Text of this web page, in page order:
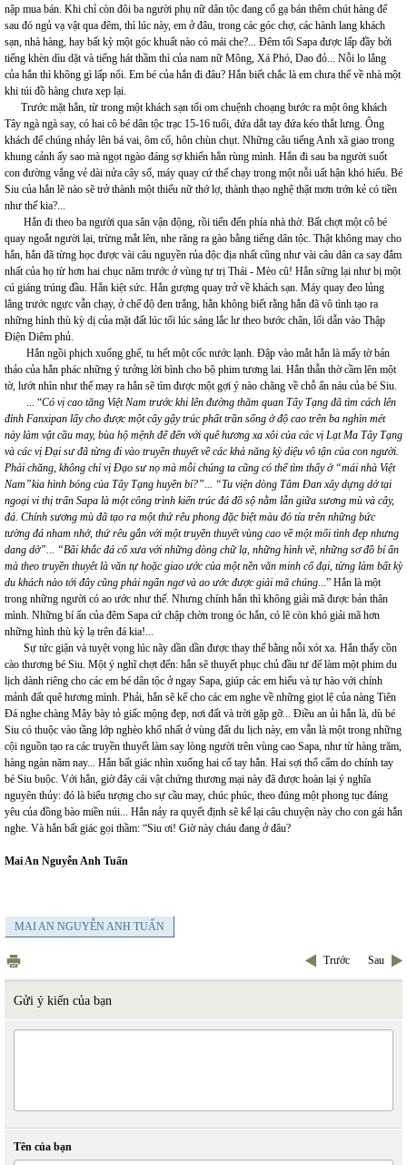
nập mua bán. Khi chỉ còn đôi ba người phụ nữ dân tộc đang cố gạ bán thêm chút hàng để
sau đó ngủ vạ vật qua đêm, thì lúc này, em ở đâu, trong các góc chợ, các hành lang khách
sạn, nhà hàng, hay bất kỳ một góc khuất nào có mái che?... Đêm tối Sapa được lấp đầy bởi
tiếng khèn dìu dặt và tiếng hát thầm thì của nam nữ Mông, Xá Phó, Dao đỏ... Nỗi lo lắng
của hắn thì không gì lấp nổi. Em bé của hắn đi đâu? Hắn biết chắc là em chưa thể về nhà một
khi túi đồ hàng chưa xẹp lại.
Trước mặt hắn, từ trong một khách sạn tối om chuệnh choạng bước ra một ông khách
Tây ngà ngà say, có hai cô bé dân tộc trạc 15-16 tuổi, đứa dắt tay đứa kéo thắt lưng. Ông
khách để chúng nhảy lên bá vai, ôm cổ, hôn chùn chụt. Những câu tiếng Anh xã giao trong
khung cảnh ấy sao mà ngọt ngào đáng sợ khiến hắn rùng mình. Hắn đi sau ba người suốt
con đường vắng vẻ dài nửa cây số, máy quay cứ thế chạy trong một nỗi uất hận khó hiểu. Bé
Siu của hắn lẽ nào sẽ trở thành một thiếu nữ thớ lợ, thành thạo nghệ thật mơn trớn kẻ có tiền
như thế kia?...
Hắn đi theo ba người qua sân vận động, rồi tiến đến phía nhà thờ. Bất chợt một cô bé
quay ngoắt người lại, trừng mắt lên, nhe răng ra gào bằng tiếng dân tộc. Thật không may cho
hắn, hắn đã từng học được vài câu nguyền rủa độc địa nhất cũng như vài câu dân ca say đắm
nhất của họ từ hơn hai chục năm trước ở vùng tự trị Thái - Mèo cũ! Hắn sững lại như bị một
cú giáng trúng đầu. Hắn kiệt sức. Hắn gượng quay trở về khách sạn. Máy quay đeo lủng
lẳng trước ngực vẫn chạy, ở chế độ đen trắng, hắn không biết rằng hắn đã vô tình tạo ra
những hình thù kỳ dị của mặt đất lúc tối lúc sáng lắc lư theo bước chân, lối dẫn vào Thập
Điện Diêm phủ.
Hắn ngồi phịch xuống ghế, tu hết một cốc nước lạnh. Đập vào mắt hắn là mấy tờ bản
thảo của hắn phác những ý tưởng lời bình cho bộ phim tương lai. Hắn thẫn thờ cầm lên một
tờ, lướt nhìn như thể may ra hắn sẽ tìm được một gợi ý nào chăng về chỗ ẩn náu của bé Siu.
... “Có vị cao tăng Việt Nam trước khi lên đường thăm quan Tây Tạng đã tìm cách lên
đỉnh Fanxipan lấy cho được một cây gậy trúc phất trần sống ở độ cao trên ba nghìn mét
này làm vật cầu may, bùa hộ mệnh để đến với quê hương xa xôi của các vị Lạt Ma Tây Tạng
và các vị Đại sư đã từng đi vào truyền thuyết về các khả năng kỳ diệu vô tận của con người.
Phải chăng, không chỉ vị Đạo sư nọ mà mỗi chúng ta cũng có thể tìm thấy ở “mái nhà Việt
Nam”kia hình bóng của Tây Tạng huyền bí?”... “Tu viện dòng Tâm Đan xây dựng dở tại
ngoại vi thị trấn Sapa là một công trình kiến trúc đá đồ sộ nằm lẫn giữa sương mù và cây,
đá. Chính sương mù đã tạo ra một thứ rêu phong đặc biệt màu đỏ tía trên những bức
tường đá nham nhở, thứ rêu gắn với một truyền thuyết vùng cao về một mối tình đẹp nhưng
dang dở”... “Bãi khắc đá cổ xưa với những dòng chữ lạ, những hình vẽ, những sơ đồ bí ẩn
mà theo truyền thuyêt là văn tự hoặc giao ước của một nền văn minh cổ đại, từng làm bất kỳ
du khách nào tới đây cũng phải ngẩn ngơ và ao ước được giải mã chúng...” Hắn là một
trong những người có ao ước như thế. Nhưng chính hắn thì không giải mã được bản thân
mình. Những bí ẩn của đêm Sapa cứ chập chờn trong óc hắn, có lẽ còn khó giải mã hơn
những hình thù kỳ lạ trên đá kia!...
Sự tức giận và tuyệt vọng lúc nãy dần dần được thay thế bằng nỗi xót xa. Hắn thấy cồn
cào thương bé Siu. Một ý nghĩ chợt đến: hắn sẽ thuyết phục chủ đầu tư để làm một phim du
lịch dành riêng cho các em bé dân tộc ở ngay Sapa, giúp các em hiểu và tự hào với chính
mảnh đất quê hương mình. Phải, hắn sẽ kể cho các em nghe về những giọt lệ của nàng Tiên
Đá nghe chàng Mây bày tỏ giấc mộng đẹp, nơi đất và trời gặp gỡ... Điều an ủi hắn là, dù bé
Siu có thuộc vào tầng lớp nghèo khổ nhất ở vùng đất du lịch này, em vẫn là một trong những
cội nguồn tạo ra các truyền thuyết làm say lòng người trên vùng cao Sapa, như từ hàng trăm,
hàng ngàn năm nay... Hắn bất giác nhìn xuống hai cổ tay hắn. Hai sợi thổ cẩm do chính tay
bé Siu buộc. Với hắn, giờ đây cái vật chứng thương mại này đã được hoàn lại ý nghĩa
nguyên thủy: đó là biểu tượng cho sự cầu may, chúc phúc, theo đúng một phong tục đáng
yêu của đồng bào miền núi... Hắn nảy ra quyết định sẽ kể lại câu chuyện này cho con gái hắn
nghe. Và hắn bất giác gọi thầm: “Siu ơi! Giờ này cháu đang ở đâu?
Mai An Nguyễn Anh Tuấn
MAI AN NGUYỄN ANH TUẤN
Trước Sau
Gửi ý kiến của bạn
Tên của bạn